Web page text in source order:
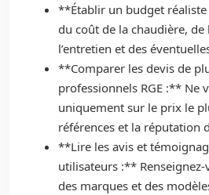
**Établir un budget
du coût de la chaudière, de
l’entretien et des
**Comparer les devis de
professionnels RGE :** Ne
uniquement sur le prix le
références et la réputation
**Lire les avis et
utilisateurs :**
des marques et des